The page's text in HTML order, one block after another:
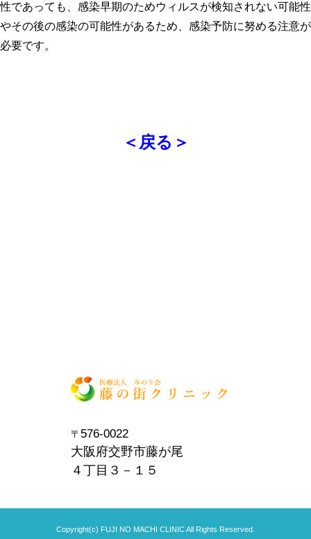
性であっても、感染早期のためウィルスが検知されない可能性
やその後の感染の可能性があるため、感染予防に努める注意が
必要です。
＜戻る＞
〒 576-0022
大阪府交野市藤が尾
４丁目３－１５
Copyright(c) FUJI NO MACHI CLINIC All Rights Reserved.